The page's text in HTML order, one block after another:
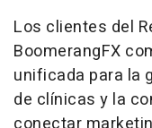
Los clientes del
BoomerangFX
unificada para la
de clínicas y la